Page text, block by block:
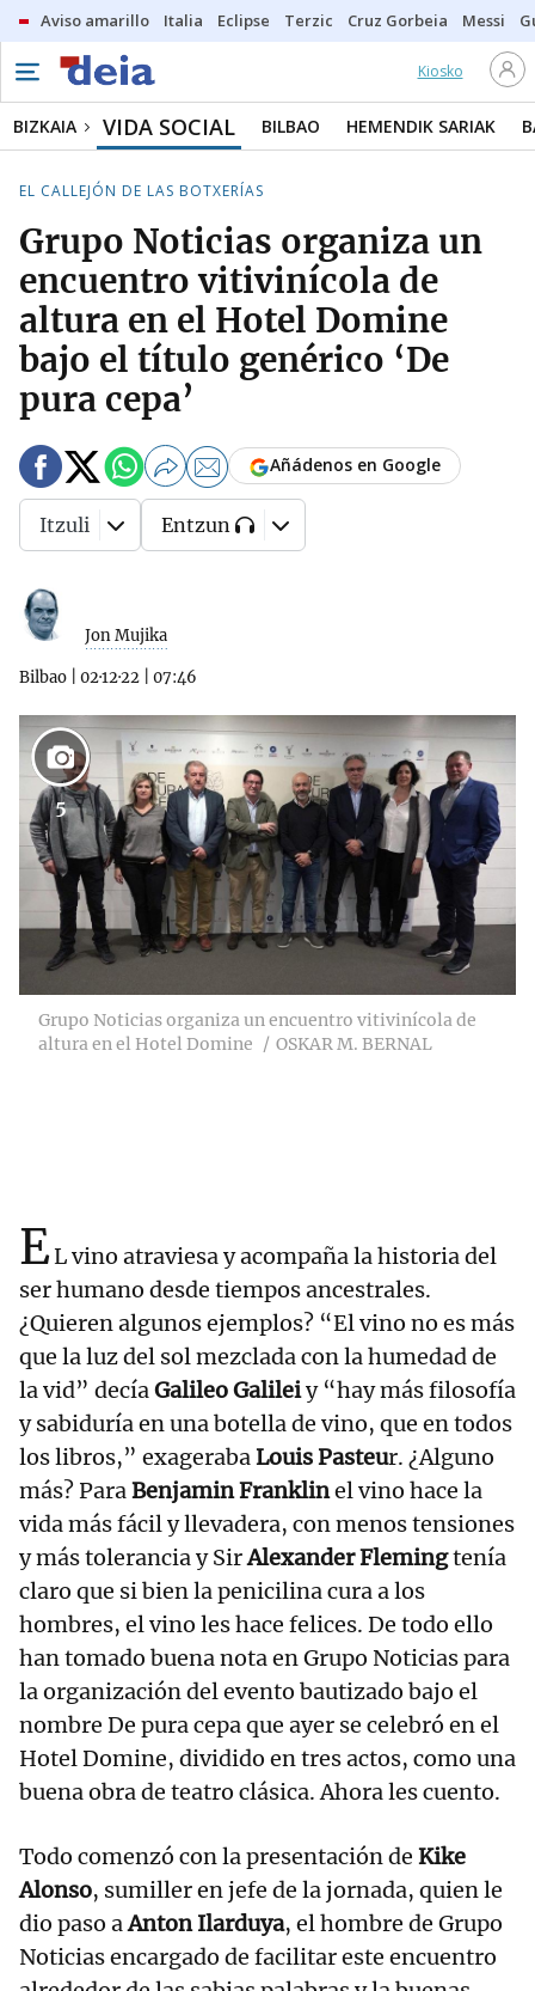
Aviso amarillo Italia Eclipse Terzic Cruz Gorbeia Messi
Kiosko
BIZKAIA VIDA SOCIAL BILBAO HEMENDIK SARIAK
EL CALLEJÓN DE LAS BOTXERÍAS
Grupo Noticias organiza un
encuentro vitivinícola de
altura en el Hotel Domine
bajo el título genérico ‘De
pura cepa’
Jon Mujika
Bilbao 02·12·22 07:46
Añádenos en Google
Itzuli Entzun
5
Grupo Noticias organiza un encuentro vitivinícola de
altura en el Hotel Domine
OSKAR M. BERNAL
EL vino atraviesa y acompaña la historia del
ser humano desde tiempos ancestrales.
¿Quieren algunos ejemplos? “El vino no es más
que la luz del sol mezclada con la humedad de
la vid” decíaGalileo Galileiy “hay más filosofía
y sabiduría en una botella de vino, que en todos
los libros,” exagerabaLouis Pasteur. ¿Alguno
más? ParaBenjamin Franklinel vino hace la
vida más fácil y llevadera, con menos tensiones
y más tolerancia y SirAlexander Flemingtenía
claro que si bien la penicilina cura a los
hombres, el vino les hace felices. De todo ello
han tomado buena nota en Grupo Noticias para
la organización del evento bautizado bajo el
nombre De pura cepa que ayer se celebró en el
Hotel Domine, dividido en tres actos, como una
buena obra de teatro clásica. Ahora les cuento.
Todo comenzó con la presentación de Kike
Alonso, sumiller en jefe de la jornada, quien le
dio paso aAnton Ilarduya, el hombre de Grupo
Noticias encargado de facilitar este encuentro